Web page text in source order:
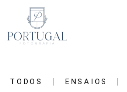
TODOS ENSAIOS